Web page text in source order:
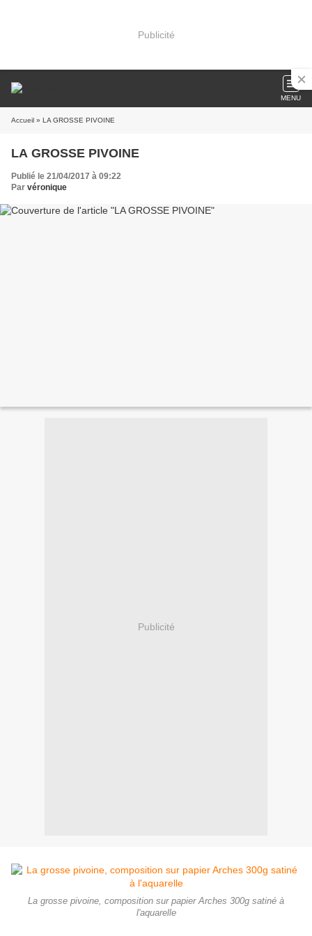
Publicité
MENU
Accueil » LA GROSSE PIVOINE
LA GROSSE PIVOINE
Publié le 21/04/2017 à 09:22
Par véronique
Publicité
La grosse pivoine, composition sur papier Arches 300g satiné à
l'aquarelle